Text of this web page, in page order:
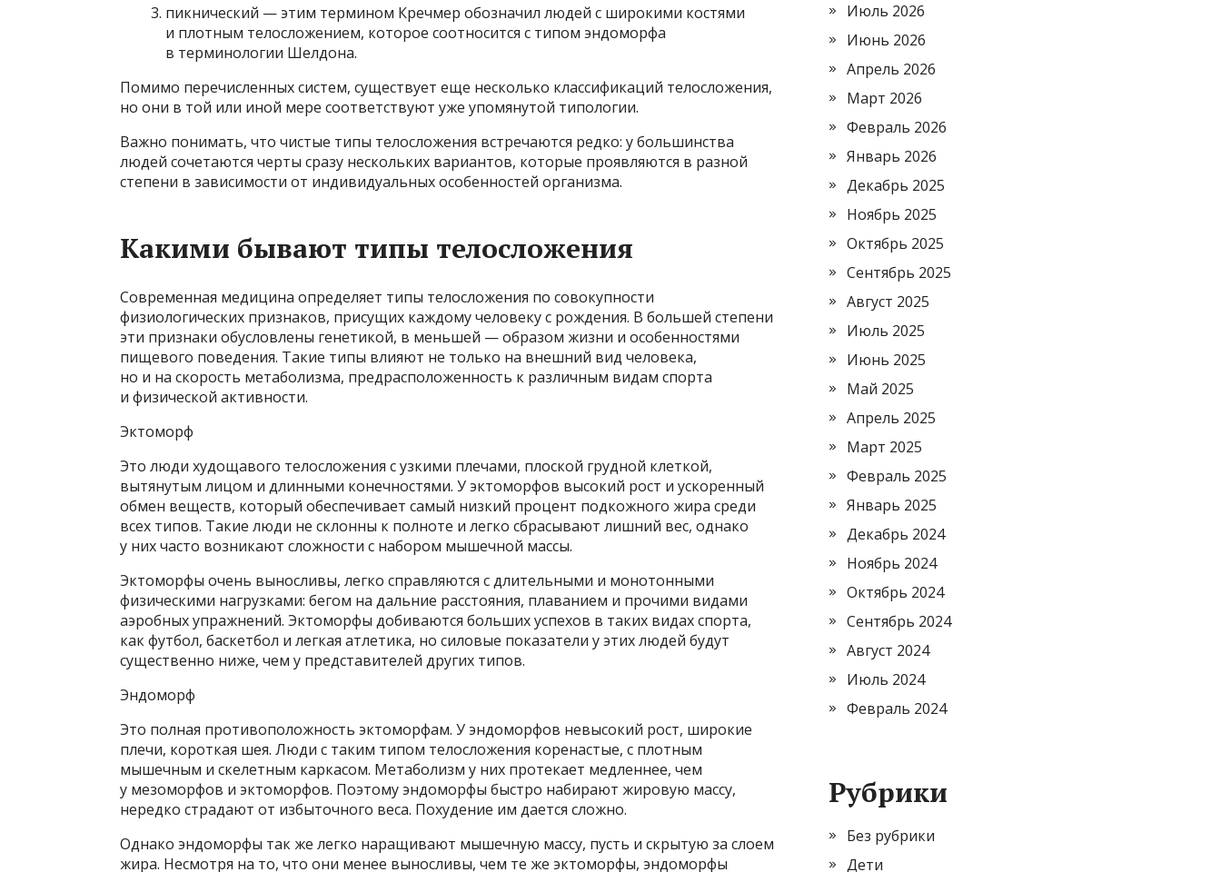
пикнический — этим термином Кречмер обозначил людей с широкими костями
и плотным телосложением, которое соотносится с типом эндоморфа
в терминологии Шелдона.
Помимо перечисленных систем, существует еще несколько классификаций телосложения,
но они в той или иной мере соответствуют уже упомянутой типологии.
Важно понимать, что чистые типы телосложения встречаются редко: у большинства
людей сочетаются черты сразу нескольких вариантов, которые проявляются в разной
степени в зависимости от индивидуальных особенностей организма.
Какими бывают типы телосложения
Современная медицина определяет типы телосложения по совокупности
физиологических признаков, присущих каждому человеку с рождения. В большей степени
эти признаки обусловлены генетикой, в меньшей — образом жизни и особенностями
пищевого поведения. Такие типы влияют не только на внешний вид человека,
но и на скорость метаболизма, предрасположенность к различным видам спорта
и физической активности.
Эктоморф
Это люди худощавого телосложения с узкими плечами, плоской грудной клеткой,
вытянутым лицом и длинными конечностями. У эктоморфов высокий рост и ускоренный
обмен веществ, который обеспечивает самый низкий процент подкожного жира среди
всех типов. Такие люди не склонны к полноте и легко сбрасывают лишний вес, однако
у них часто возникают сложности с набором мышечной массы.
Эктоморфы очень выносливы, легко справляются с длительными и монотонными
физическими нагрузками: бегом на дальние расстояния, плаванием и прочими видами
аэробных упражнений. Эктоморфы добиваются больших успехов в таких видах спорта,
как футбол, баскетбол и легкая атлетика, но силовые показатели у этих людей будут
существенно ниже, чем у представителей других типов.
Эндоморф
Это полная противоположность эктоморфам. У эндоморфов невысокий рост, широкие
плечи, короткая шея. Люди с таким типом телосложения коренастые, с плотным
мышечным и скелетным каркасом. Метаболизм у них протекает медленнее, чем
у мезоморфов и эктоморфов. Поэтому эндоморфы быстро набирают жировую массу,
нередко страдают от избыточного веса. Похудение им дается сложно.
Однако эндоморфы так же легко наращивают мышечную массу, пусть и скрытую за слоем
жира. Несмотря на то, что они менее выносливы, чем те же эктоморфы, эндоморфы
Июль 2026
Июнь 2026
Апрель 2026
Март 2026
Февраль 2026
Январь 2026
Декабрь 2025
Ноябрь 2025
Октябрь 2025
Сентябрь 2025
Август 2025
Июль 2025
Июнь 2025
Май 2025
Апрель 2025
Март 2025
Февраль 2025
Январь 2025
Декабрь 2024
Ноябрь 2024
Октябрь 2024
Сентябрь 2024
Август 2024
Июль 2024
Февраль 2024
Рубрики
Без рубрики
Дети